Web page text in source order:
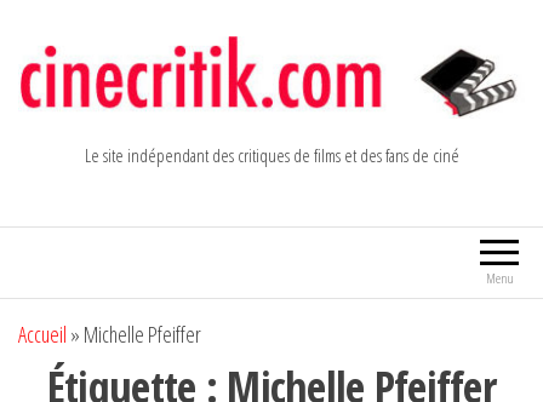
contenu
Le site indépendant des critiques de films et des fans de ciné
Menu
Accueil » Michelle Pfeiffer
Étiquette : Michelle Pfeiffer